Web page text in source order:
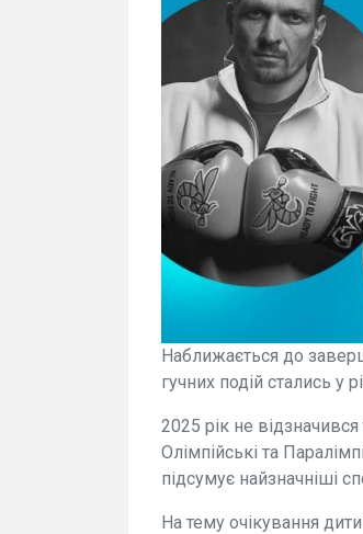
Наближається до
гучних подій стались у
2025 рік не
Олімпійські та
підсумує найзначніші
На тему очікування